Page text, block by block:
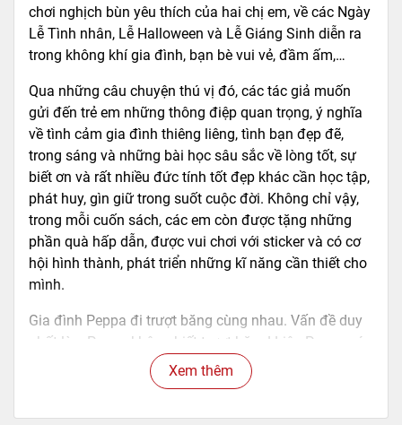
chơi nghịch bùn yêu thích của hai chị em, về các Ngày
Lễ Tình nhân, Lễ Halloween và Lễ Giáng Sinh diễn ra
trong không khí gia đình, bạn bè vui vẻ, đầm ấm,…
Qua những câu chuyện thú vị đó, các tác giả muốn
gửi đến trẻ em những thông điệp quan trọng, ý nghĩa
về tình cảm gia đình thiêng liêng, tình bạn đẹp đẽ,
trong sáng và những bài học sâu sắc về lòng tốt, sự
biết ơn và rất nhiều đức tính tốt đẹp khác cần học tập,
phát huy, gìn giữ trong suốt cuộc đời. Không chỉ vậy,
trong mỗi cuốn sách, các em còn được tặng những
phần quà hấp dẫn, được vui chơi với sticker và có cơ
hội hình thành, phát triển những kĩ năng cần thiết cho
mình.
Gia đình Peppa đi trượt băng cùng nhau. Vấn đề duy
nhất là... Peppa không biết trượt băng! Liệu Peppa có
thể làm quen với bộ môn này và chơi đùa vui vẻ
==========================================
Xem thêm